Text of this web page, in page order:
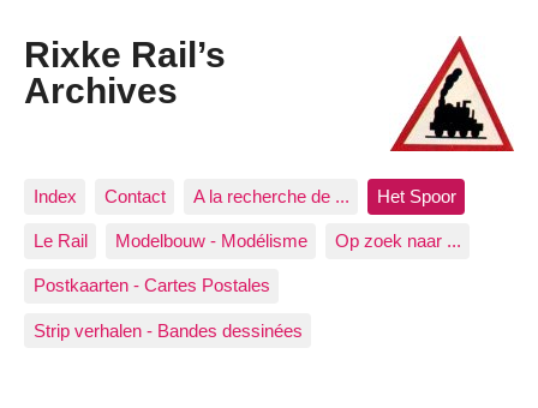
Rixke Rail’s
Archives
Index Contact A la recherche de ... Het Spoor
Le Rail Modelbouw - Modélisme Op zoek naar ...
Postkaarten - Cartes Postales
Strip verhalen - Bandes dessinées